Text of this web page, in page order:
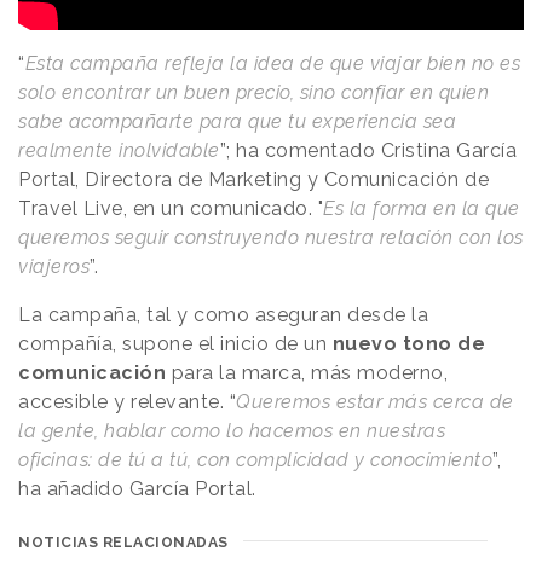
“Esta campaña refleja la idea de que viajar bien no es
solo encontrar un buen precio, sino confiar en quien
sabe acompañarte para que tu experiencia sea
realmente inolvidable”; ha comentado Cristina García
Portal, Directora de Marketing y Comunicación de
Travel Live, en un comunicado. "Es la forma en la que
queremos seguir construyendo nuestra relación con los
viajeros”.
La campaña, tal y como aseguran desde la
compañía, supone el inicio de un nuevo tono de
comunicación para la marca, más moderno,
accesible y relevante. “Queremos estar más cerca de
la gente, hablar como lo hacemos en nuestras
oficinas: de tú a tú, con complicidad y conocimiento”,
ha añadido García Portal.
NOTICIAS RELACIONADAS